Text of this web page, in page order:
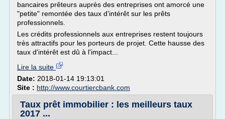
bancaires prêteurs auprès des entreprises ont amorcé une
"petite" remontée des taux d'intérêt sur les prêts
professionnels.
Les crédits professionnels aux entreprises restent toujours
très attractifs pour les porteurs de projet. Cette hausse des
taux d'intérêt est dû à l'impact...
Lire la suite
Date: 2018-01-14 19:13:01
Site : http://www.courtiercbank.com
Taux prêt immobilier : les meilleurs taux
2017 ...